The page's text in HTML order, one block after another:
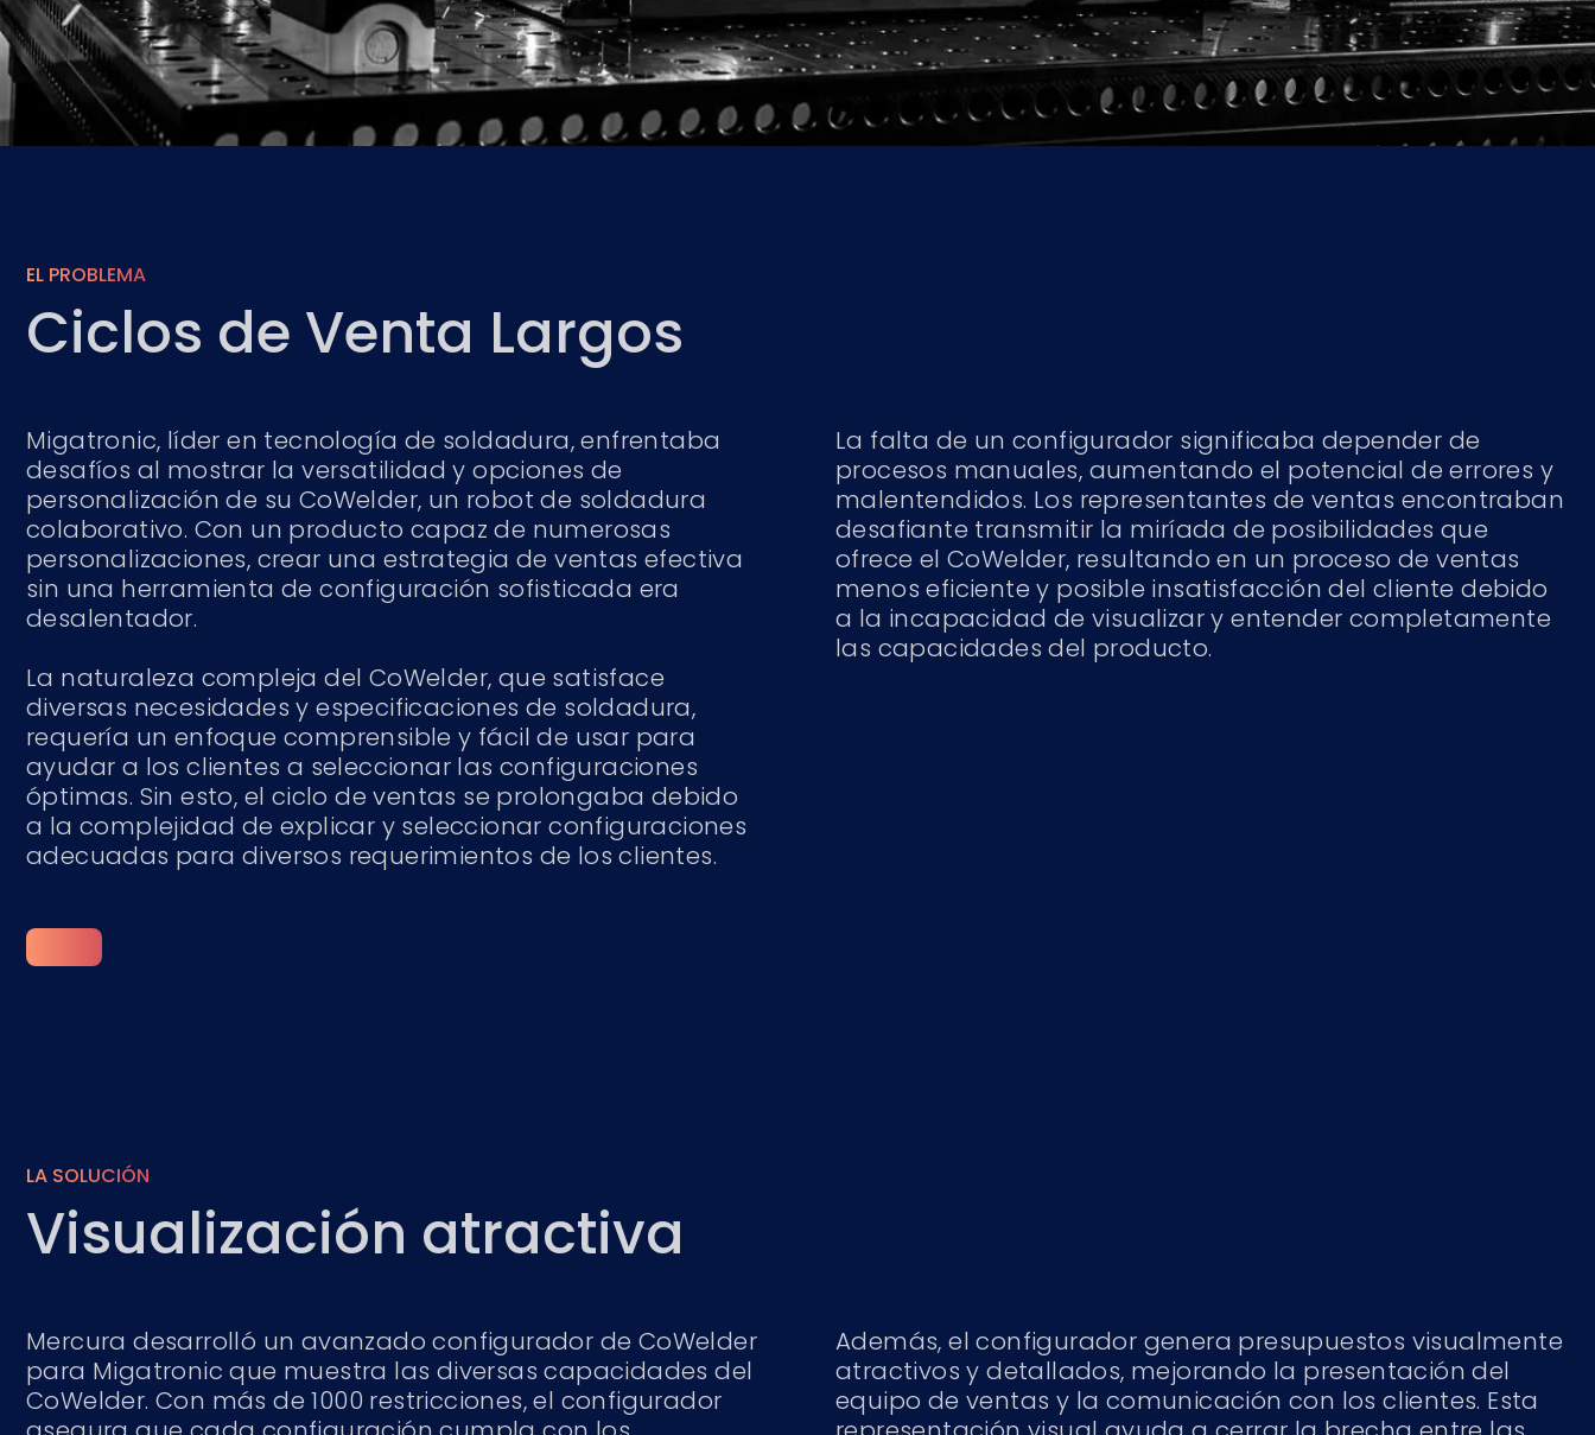
EL PROBLEMA
Ciclos de Venta Largos
Migatronic, líder en tecnología de soldadura, enfrentaba
desafíos al mostrar la versatilidad y opciones de
personalización de su CoWelder, un robot de soldadura
colaborativo. Con un producto capaz de numerosas
personalizaciones, crear una estrategia de ventas efectiva
sin una herramienta de configuración sofisticada era
desalentador.
La naturaleza compleja del CoWelder, que satisface
diversas necesidades y especificaciones de soldadura,
requería un enfoque comprensible y fácil de usar para
ayudar a los clientes a seleccionar las configuraciones
óptimas. Sin esto, el ciclo de ventas se prolongaba debido
a la complejidad de explicar y seleccionar configuraciones
adecuadas para diversos requerimientos de los clientes.
La falta de un configurador significaba depender de
procesos manuales, aumentando el potencial de errores y
malentendidos. Los representantes de ventas encontraban
desafiante transmitir la miríada de posibilidades que
ofrece el CoWelder, resultando en un proceso de ventas
menos eficiente y posible insatisfacción del cliente debido
a la incapacidad de visualizar y entender completamente
las capacidades del producto.
LA SOLUCIÓN
Visualización atractiva
Mercura desarrolló un avanzado configurador de CoWelder
para Migatronic que muestra las diversas capacidades del
CoWelder. Con más de 1000 restricciones, el configurador
Además, el configurador genera presupuestos visualmente
atractivos y detallados, mejorando la presentación del
equipo de ventas y la comunicación con los clientes. Esta